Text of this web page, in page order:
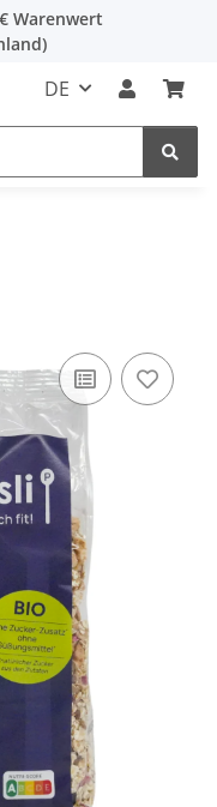
Warenwert
DE